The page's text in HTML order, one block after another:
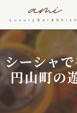
シーシャ
円山町の